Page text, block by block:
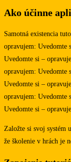
Ako účinne
Samotná existencia
opravujem: Uvedomte
Uvedomte si –
opravujem: Uvedomte
Uvedomte si –
opravujem: Uvedomte
Uvedomte si –
Založte si svoj systém
že školenie v hrách je